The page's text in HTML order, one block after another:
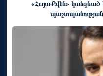
«ՀայաՔվեն» կանգնած